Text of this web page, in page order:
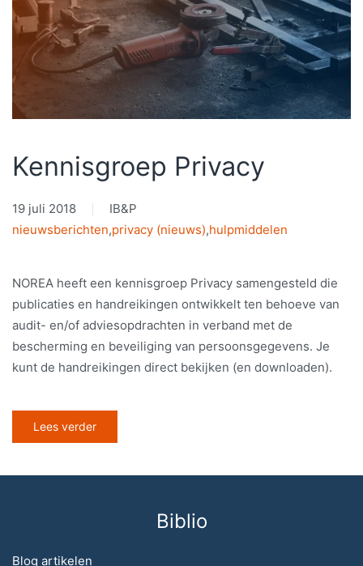
Kennisgroep Privacy
19 juli 2018
IB&P
nieuwsberichten,privacy (nieuws),hulpmiddelen
NOREA heeft een kennisgroep Privacy samengesteld die
publicaties en handreikingen ontwikkelt ten behoeve van
audit- en/of adviesopdrachten in verband met de
bescherming en beveiliging van persoonsgegevens. Je
kunt de handreikingen direct bekijken (en downloaden).
Lees verder
Biblio
Blog artikelen